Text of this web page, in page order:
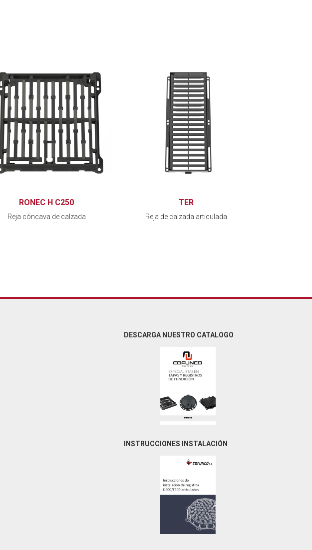
RONEC H C250
Reja cóncava de calzada
TER
Reja de calzada articulada
DESCARGA NUESTRO CATALOGO
INSTRUCCIONES INSTALACIÓN